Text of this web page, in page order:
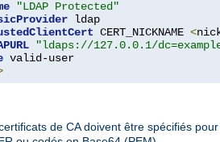
"LDAP Protected"
ldap
CERT_NICKNAME <
"ldaps://127.0.0.1/
de CA doivent être spécifiés